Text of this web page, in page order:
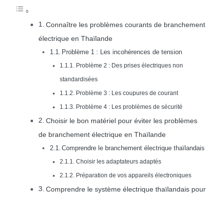
Connaître les problèmes courants de branchement
électrique en Thaïlande
Problème 1 : Les incohérences de tension
Problème 2 : Des prises électriques non
standardisées
Problème 3 : Les coupures de courant
Problème 4 : Les problèmes de sécurité
Choisir le bon matériel pour éviter les problèmes
de branchement électrique en Thaïlande
Comprendre le branchement électrique thaïlandais
Choisir les adaptateurs adaptés
Préparation de vos appareils électroniques
Comprendre le système électrique thaïlandais pour